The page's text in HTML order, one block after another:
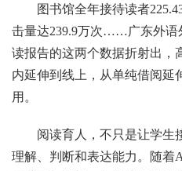
图书馆全年接待读者
击量达239.9万次……广东外语
读报告的这两个数据折射出，
内延伸到线上，从单纯借阅延
用。
阅读育人，不只是让学生
理解、判断和表达能力。随着